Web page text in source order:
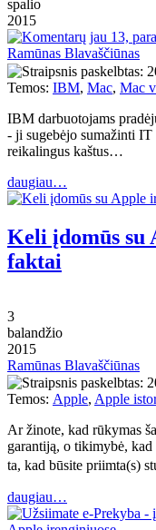
spalio
2015
Ramūnas Blavaščiūnas
Temos: IBM, Mac, Mac
IBM darbuotojams
- ji sugebėjo sumažinti
reikalingus kaštus…
daugiau…
Keli įdomūs su
faktai
3
balandžio
2015
Ramūnas Blavaščiūnas
Temos: Apple, Apple
Ar žinote, kad rūkymas
garantiją, o tikimybė, kad
ta, kad būsite priimta(s)
daugiau…